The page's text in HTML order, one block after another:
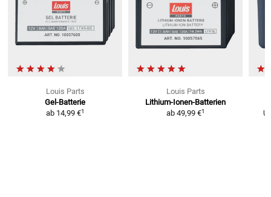
Louis Parts
Gel-Batterie
ab 14,99 €1
Louis Parts
Lithium-Ionen-Batterien
ab 49,99 €1